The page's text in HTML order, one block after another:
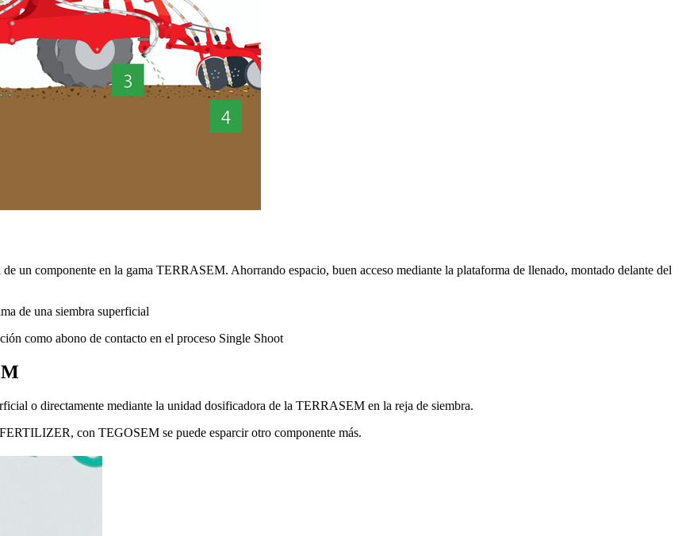
un componente en la gama TERRASEM. Ahorrando espacio, buen acceso mediante la plataforma de llenado, montado delante del
de una siembra superficial
como abono de contacto en el proceso Single Shoot
o directamente mediante la unidad dosificadora de la TERRASEM en la reja de siembra.
con TEGOSEM se puede esparcir otro componente más.